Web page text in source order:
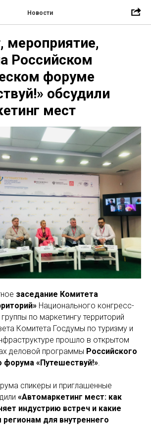
Новости
мероприятие,
Российском
форуме
обсудили
мест
заседание Комитета
Национального конгресс-
по маркетингу территорий
Комитета Госдумы по туризму и
прошло в открытом
деловой программы Российского
форума «Путешествуй!».
спикеры и приглашенные
«Автомаркетинг мест: как
индустрию встреч и какие
для внутреннего